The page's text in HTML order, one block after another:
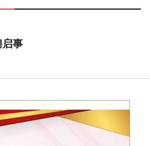
启事